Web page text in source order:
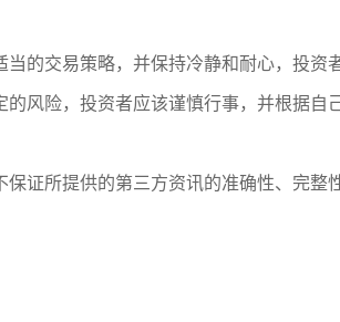
的交易策略，并保持冷静和耐心，投资
风险，投资者应该谨慎行事，并根据自
证所提供的第三方资讯的准确性、完整